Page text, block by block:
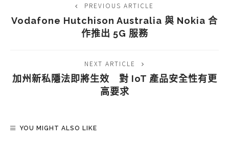
PREVIOUS ARTICLE
Vodafone Hutchison Australia 與 Nokia 合
作推出 5G 服務
NEXT ARTICLE
加州新私隱法即將生效 對 IoT 產品安全性有更
高要求
YOU MIGHT ALSO LIKE